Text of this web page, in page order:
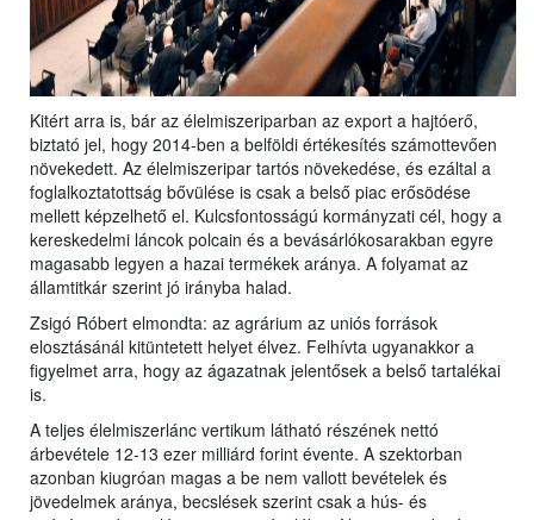
Kitért arra is, bár az élelmiszeriparban az export a hajtóerő,
biztató jel, hogy 2014-ben a belföldi értékesítés számottevően
növekedett. Az élelmiszeripar tartós növekedése, és ezáltal a
foglalkoztatottság bővülése is csak a belső piac erősödése
mellett képzelhető el. Kulcsfontosságú kormányzati cél, hogy a
kereskedelmi láncok polcain és a bevásárlókosarakban egyre
magasabb legyen a hazai termékek aránya. A folyamat az
államtitkár szerint jó irányba halad.
Zsigó Róbert elmondta: az agrárium az uniós források
elosztásánál kitüntetett helyet élvez. Felhívta ugyanakkor a
figyelmet arra, hogy az ágazatnak jelentősek a belső tartalékai
is.
A teljes élelmiszerlánc vertikum látható részének nettó
árbevétele 12-13 ezer milliárd forint évente. A szektorban
azonban kiugróan magas a be nem vallott bevételek és
jövedelmek aránya, becslések szerint csak a hús- és